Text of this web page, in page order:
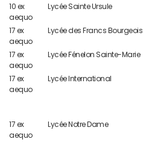
10 ex
aequo
Lycée Sainte Ursule
17 ex
aequo
Lycée des Francs Bourgeois
17 ex
aequo
Lycée Fénelon Sainte-Marie
17 ex
aequo
Lycée International
17 ex
aequo
Lycée Notre Dame